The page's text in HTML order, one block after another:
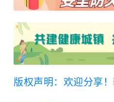
版权声明：欢迎分享